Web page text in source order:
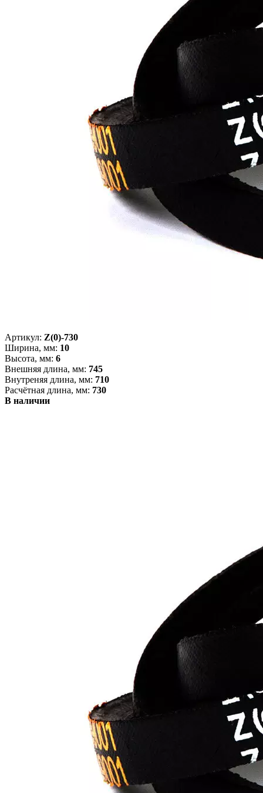
Артикул: Z(0)-730
Ширина, мм: 10
Высота, мм: 6
Внешняя длина, мм: 745
Внутреняя длина, мм: 710
Расчётная длина, мм: 730
В наличии